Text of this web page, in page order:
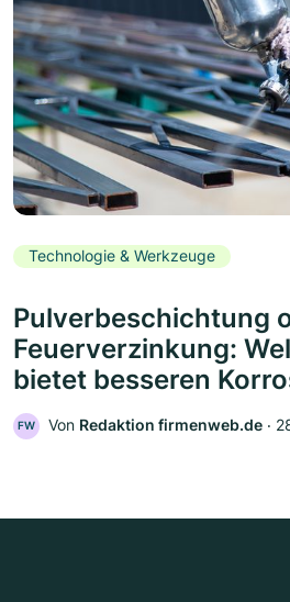
Technologie & Werkzeuge
Pulverbeschichtung
Feuerverzinkung:
bietet besseren
FW Von Redaktion firmenweb.de ‧